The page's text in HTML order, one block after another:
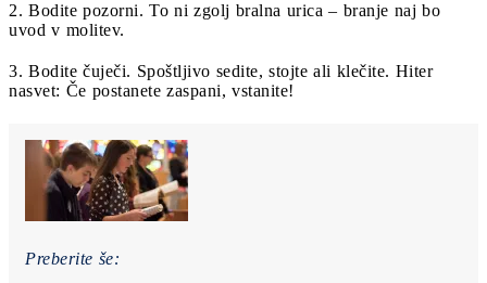
2. Bodite pozorni. To ni zgolj bralna urica – branje naj bo
uvod v molitev.
3. Bodite čuječi. Spoštljivo sedite, stojte ali klečite. Hiter
nasvet: Če postanete zaspani, vstanite!
Preberite še: